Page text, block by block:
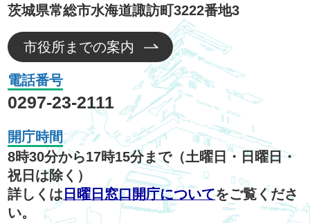
茨城県常総市水海道諏訪町3222番地3
市役所までの案内
電話番号
0297-23-2111
開庁時間
8時30分から17時15分まで（土曜日・日曜日・
祝日は除く）
詳しくは 日曜日窓口開庁についてをご覧くださ
い。